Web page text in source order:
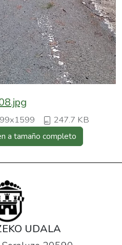
247.7 KB
a tamaño completo
UDALA